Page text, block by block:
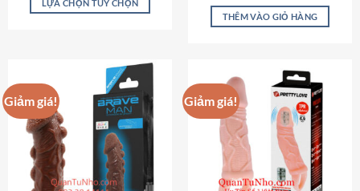
5 sao
LỰA CHỌN TÙY CHỌN
nhiều
biến
thể.
Các
tùy
chọn
hạng4.82
5 sao là:
395,000 ₫.
tại
THÊM VÀO GIỎ HÀNG
Giảm giá! Giảm giá!